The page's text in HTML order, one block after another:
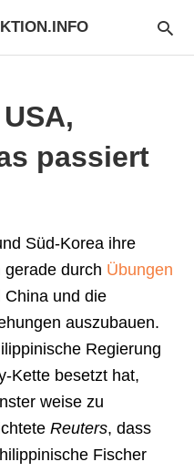
passiert
Süd-Korea ihre
gerade durch Übungen
China und die
auszubauen.
Regierung
Kette besetzt hat,
weise zu
Reuters, dass
Fischer